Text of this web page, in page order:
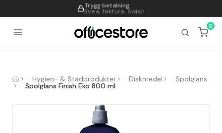
Trygg betalning
Svea, faktura, Swish
995
0
Hygien- & Städprodukter Diskmedel Spolglans
Spolglans Finish Eko 800 ml